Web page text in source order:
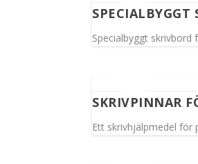
SPECIALBYGGT
Specialbyggt skrivbord
SKRIVPINNAR
Ett skrivhjälpmedel